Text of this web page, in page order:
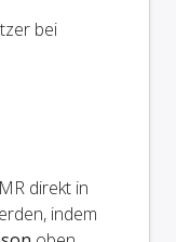
bei
direkt in
indem